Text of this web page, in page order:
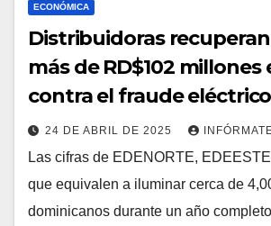
ECONÓMICA
Distribuidoras
más de RD$102 millones
contra el fraude eléctrico
24 DE ABRIL DE 2025
Las cifras de EDENORTE,
que equivalen a iluminar cerca de
dominicanos durante un año